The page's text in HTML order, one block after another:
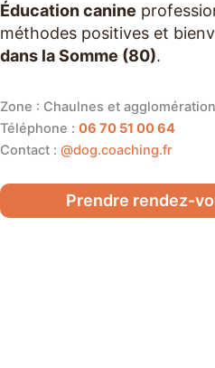
Éducation canine
méthodes positives et
dans la Somme (80).
Zone : Chaulnes et
Téléphone : 06 70 51 00 64
Contact : @dog.coaching.fr
Prendre rendez-